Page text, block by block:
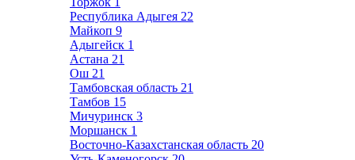
Республика Адыгея 22
Майкоп 9
Адыгейск 1
Астана 21
Ош 21
Тамбовская область 21
Тамбов 15
Мичуринск 3
Моршанск 1
Восточно-Казахстанская область 20